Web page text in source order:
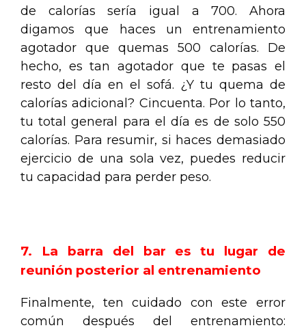
de calorías sería igual a 700. Ahora
digamos que haces un entrenamiento
agotador que quemas 500 calorías. De
hecho, es tan agotador que te pasas el
resto del día en el sofá. ¿Y tu quema de
calorías adicional? Cincuenta. Por lo tanto,
tu total general para el día es de solo 550
calorías. Para resumir, si haces demasiado
ejercicio de una sola vez, puedes reducir
tu capacidad para perder peso.
7. La barra del bar es tu lugar de
reunión posterior al entrenamiento
Finalmente, ten cuidado con este error
común después del entrenamiento: